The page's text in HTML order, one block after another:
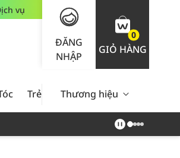
vụ
ĐĂNG
NHẬP
0
GIỎ HÀNG
Trẻ Em Nam Giới Chăm Sóc
Thương hiệu